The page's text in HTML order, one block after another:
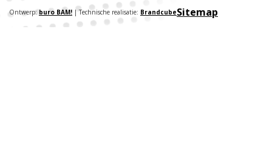
Sitemap
Ontwerp: buro BAM! | Technische realisatie: Brandcube